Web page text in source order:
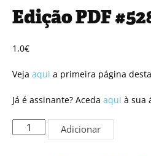
Edição PDF
1,0€
Veja aqui a primeira página
Já é assinante? Aceda aqui à sua
Quantidade
de
Adicionar